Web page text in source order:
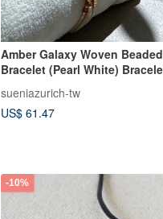
Amber Galaxy Woven Beaded
Bracelet (Pearl White) Bracelet
Bracelet
sueniazurich-tw
US$ 61.47
-10%